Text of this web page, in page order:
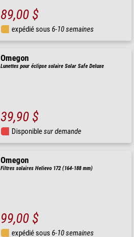
89,00 $
expédié sous6-10 semaines
Omegon
Lunettes pour éclipse solaire Solar Safe Deluxe
39,90 $
Disponiblesur demande
Omegon
Filtres solaires Helievo 172 (164-188 mm)
99,00 $
expédié sous6-10 semaines